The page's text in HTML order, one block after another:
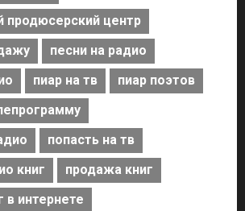
продюсерский центр
песни на радио
пиар на тв
пиар поэтов
попасть на тв
книг
продажа книг
в интернете